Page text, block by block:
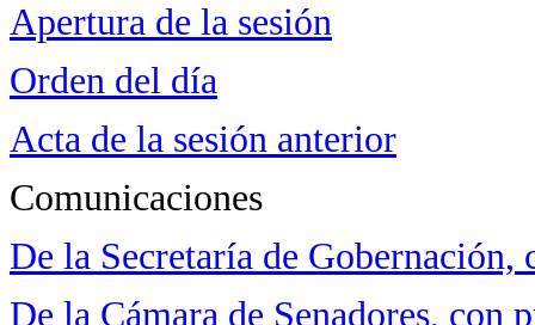
Apertura de la sesión
Orden del día
Acta de la sesión anterior
Comunicaciones
De la Secretaría de Gobernación,
De la Cámara de Senadores, con